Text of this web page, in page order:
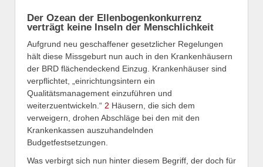
Der Ozean der Ellenbogenkonkurrenz
verträgt keine Inseln der Menschlichkeit
Aufgrund neu geschaffener gesetzlicher Regelungen
hält diese Missgeburt nun auch in den Krankenhäusern
der BRD flächendeckend Einzug. Krankenhäuser sind
verpflichtet, „einrichtungsintern ein
Qualitätsmanagement einzuführen und
weiterzuentwickeln.“ 2 Häusern, die sich dem
verweigern, drohen Abschläge bei den mit den
Krankenkassen auszuhandelnden
Budgetfestsetzungen.
Was verbirgt sich nun hinter diesem Begriff, der doch für